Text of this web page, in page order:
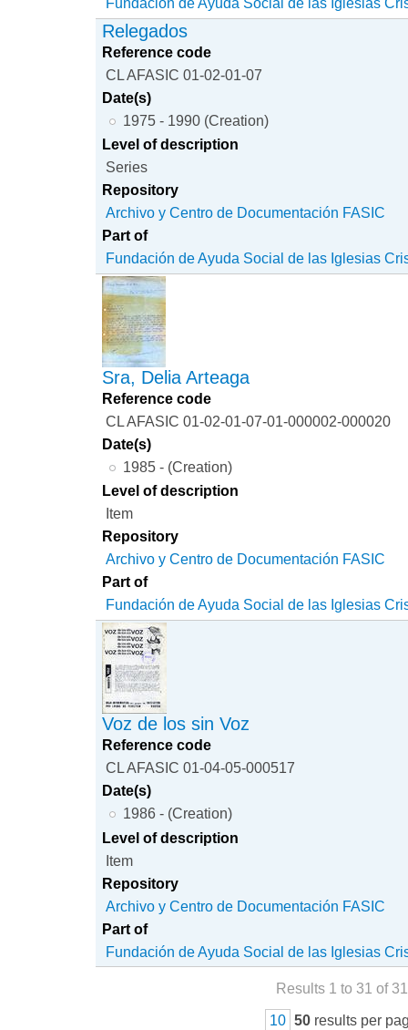
Relegados
Reference code
CL AFASIC 01-02-01-07
Date(s)
1975 - 1990 (Creation)
Level of description
Series
Repository
Archivo y Centro de Documentación FASIC
Part of
Fundación de Ayuda Social de las Iglesias
Sra, Delia Arteaga
Reference code
CL AFASIC 01-02-01-07-01-000002-000020
Date(s)
1985 - (Creation)
Level of description
Item
Repository
Archivo y Centro de Documentación FASIC
Part of
Fundación de Ayuda Social de las Iglesias
Voz de los sin Voz
Reference code
CL AFASIC 01-04-05-000517
Date(s)
1986 - (Creation)
Level of description
Item
Repository
Archivo y Centro de Documentación FASIC
Part of
Fundación de Ayuda Social de las Iglesias
Results 1 to 31 of 31
10 50 results per